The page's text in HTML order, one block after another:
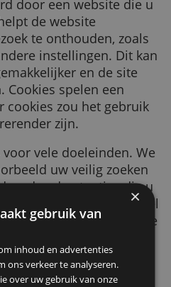
stukje tekst dat naar
door een website
helpt de website
te onthouden,
andere instellingen.
gemakkelijker en de
cookies zou het
zijn.
voor vele
uw veilig
de advertenties
u te maken, te tellen
gebruik van